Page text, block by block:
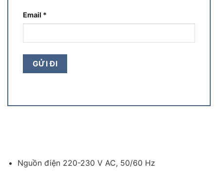
Email *
Nguồn điện 220-230 V AC, 50/60 Hz